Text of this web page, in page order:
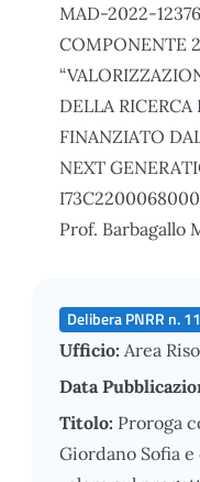
MAD-2022-
COMPONENTE
DELLA RICERCA
FINANZIATO
NEXT
Prof. Barbagallo
Delibera PNRR n.
Ufficio: Area
Data
Titolo: Proroga
Giordano Sofia